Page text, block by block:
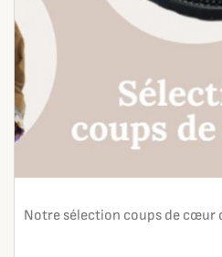
Notre sélection coups de cœur